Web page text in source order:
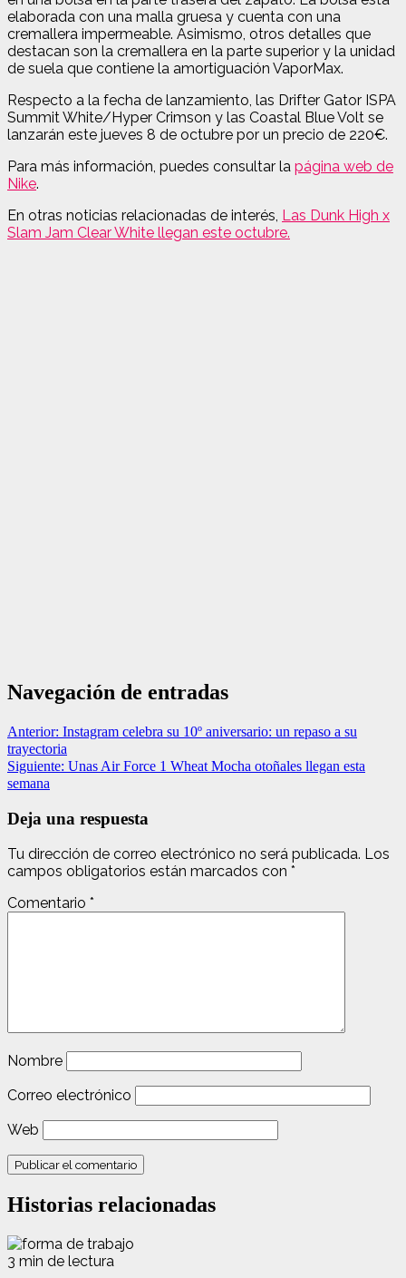
elaborada con una malla gruesa y cuenta con una
cremallera impermeable. Asimismo, otros detalles que
destacan son la cremallera en la parte superior y la unidad
de suela que contiene la amortiguación VaporMax.
Respecto a la fecha de lanzamiento, las Drifter Gator ISPA
Summit White/Hyper Crimson y las Coastal Blue Volt se
lanzarán este jueves 8 de octubre por un precio de 220€.
Para más información, puedes consultar la página web de
Nike.
En otras noticias relacionadas de interés, Las Dunk High x
Slam Jam Clear White llegan este octubre.
Navegación de entradas
Anterior: Instagram celebra su 10º aniversario: un repaso a su
trayectoria
Siguiente: Unas Air Force 1 Wheat Mocha otoñales llegan esta
semana
Deja una respuesta
Tu dirección de correo electrónico no será publicada. Los
campos obligatorios están marcados con *
Comentario *
Nombre
Correo electrónico
Web
Historias relacionadas
3 min de lectura